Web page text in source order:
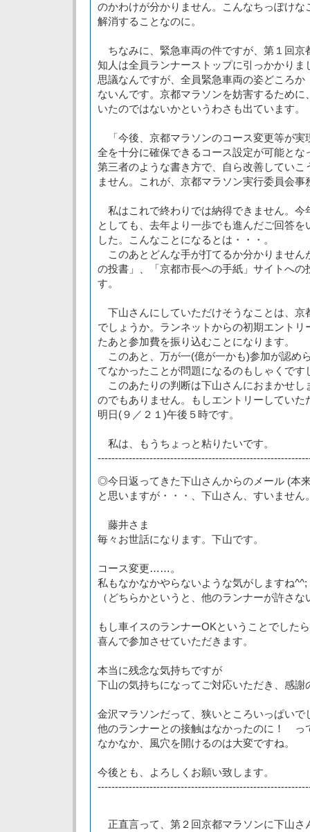
のかわけが分かりません。こんなちっぽけな
解消することなのに。
ちなみに、緊急車両の件ですが、第１回京
知人は全員ランナーストップに引っかかりま
思議なんですが、全員緊急車両の姿どころ
ないんです。京都マラソンを妨害するため
いたのではないかというわさも出ています。
「今後、京都マラソンのコース変更等が実
全を十分に確保できるコース設定が可能とな
第三者のような書き方で、自ら改善していこ
ません。これが、京都マラソン実行委員会事
私はこれで終わりでは納得できません。今
としても、去年より一歩でも進んだご回答
した。こんなことになるとは・・・。
このあとどんな手が打てるか分かりません
の投書」、「京都市長への手紙」サイトへの
す。
下山さんにしていただけそうなことは、京
でしょうか。ランネットからの初期エント
たあと参加費を振り込むことになります。
このあと、万が一(億が一かも)参加が認め
てなかったことが問題になるのもしゃくです
このあたりの判断は下山さんにおまかせし
のでもありません。もしエントリーしていた
明日(９／２１)午後５時です。
私は、もうちょっと粘りたいです。
◎今日返ってきた下山さんからのメール (本
と思いますが・・・、下山さん、すいません
藤井さま
毎々お世話になります。下山です。
コース変更……。
私もなかなかやらないような気がしますね^^;
（どちらかというと、他のランナーが許さ
もし車イスのランナーOKということでしたら
喜んで参加させていただきます。
本当に残念な気持ちですが
下山の気持ちになってご対応いただき、感謝
金沢マラソンだって、狭いところいっぱいで
他のランナーとの接触はなかったのに！ っ
なかなか、風穴を開けるのは大変ですね。
今後とも、よろしくお願い致します。
正直言って、第２回京都マラソンに下山さ